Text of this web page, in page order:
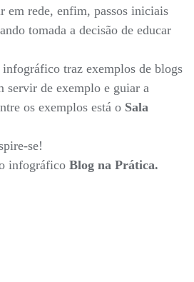
em rede, enfim, passos iniciais
tomada a decisão de educar
traz exemplos de blogs
servir de exemplo e guiar a
os exemplos está o Sala
se!
infográfico Blog na Prática.